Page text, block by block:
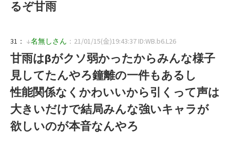
るぞ甘雨
31： ↓名無しさん ：21/01/15(金)19:43:37 ID:WB.b6.L26
甘雨はβがクソ弱かったからみんな様子
見してたんやろ鐘離の一件もあるし
性能関係なくかわいいから引くって声は
大きいだけで結局みんな強いキャラが
欲しいのが本音なんやろ